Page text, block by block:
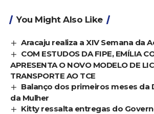
You Might Also Like
Aracaju realiza a XIV Semana da
COM ESTUDOS DA FIPE, EMÍLIA
APRESENTA O NOVO MODELO DE
TRANSPORTE AO TCE
Balanço dos primeiros meses da
da Mulher
Kitty ressalta entregas do